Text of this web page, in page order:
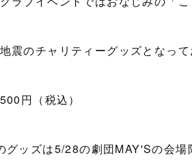
震のチャリティーグッズとなっ
円（税込）
グッズは5/28の劇団MAY'Sの会場